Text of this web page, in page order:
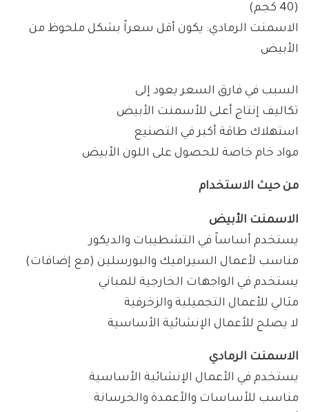
(40 كجم)
الاسمنت الرمادي: يكون أقل سعراً بشكل ملحوظ من
الأبيض
السبب في فارق السعر يعود إلى
تكاليف إنتاج أعلى للأسمنت الأبيض
استهلاك طاقة أكبر في التصنيع
مواد خام خاصة للحصول على اللون الأبيض
من حيث الاستخدام
الاسمنت الأبيض
يستخدم أساساً في التشطيبات والديكور
مناسب لأعمال السيراميك والبورسلين (مع إضافات)
يستخدم في الواجهات الخارجية للمباني
مثالي للأعمال التجميلية والزخرفية
لا يصلح للأعمال الإنشائية الأساسية
الاسمنت الرمادي
يستخدم في الأعمال الإنشائية الأساسية
مناسب للأساسات والأعمدة والخرسانة